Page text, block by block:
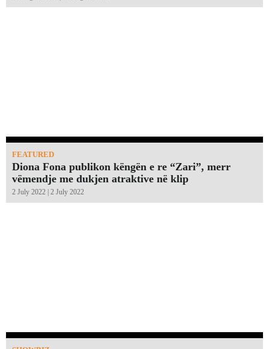
FEATURED
Diona Fona publikon këngën e re “Zari”, merr
vëmendje me dukjen atraktive në klip
2 July 2022 | 2 July 2022